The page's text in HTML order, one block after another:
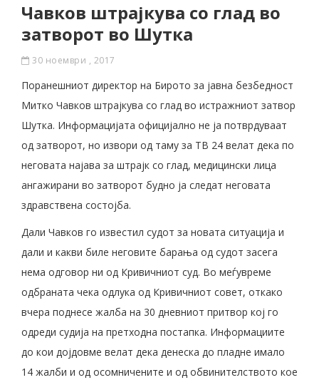
Чавков штрајкува со глад во
затворот во Шутка
30 ноември , 2017
Поранешниот директор на Бирото за јавна безбедност
Митко Чавков штрајкува со глад во истражниот затвор
Шутка. Информацијата официјално не ја потврдуваат
од затворот, но извори од таму за ТВ 24 велат дека по
неговата најава за штрајк со глад, медицински лица
ангажирани во затворот будно ја следат неговата
здравствена состојба.
Дали Чавков го известил судот за новата ситуација и
дали и какви биле неговите барања од судот засега
нема одговор ни од Кривичниот суд. Во меѓувреме
одбраната чека одлука од Кривичниот совет, откако
вчера поднесе жалба на 30 дневниот притвор кој го
одреди судија на претходна постапка. Информациите
до кои дојдовме велат дека денеска до пладне имало
14 жалби и од осомничените и од обвинителството кое